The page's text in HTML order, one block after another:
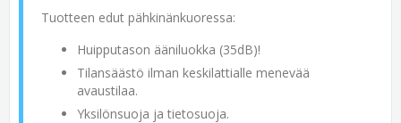
Tuotteen edut pähkinänkuoressa:
Huipputason ääniluokka (35dB)!
Tilansäästö ilman keskilattialle menevää
avaustilaa.
Yksilönsuoja ja tietosuoja.